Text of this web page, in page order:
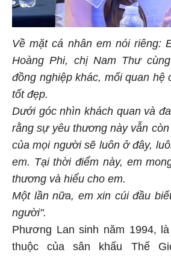
Về mặt cá nhân em nói riêng:
Hoàng Phi, chị Nam Thư
đồng nghiệp khác, mối quan hệ
tốt đẹp.
Dưới góc nhìn khách quan và
rằng sự yêu thương này vẫn
của mọi người sẽ luôn ở đây,
em. Tại thời điểm này, em
thương và hiểu cho em.
Một lần nữa, em xin cúi đầu
người".
Phương Lan sinh năm 1994,
thuộc của sân khấu Thế